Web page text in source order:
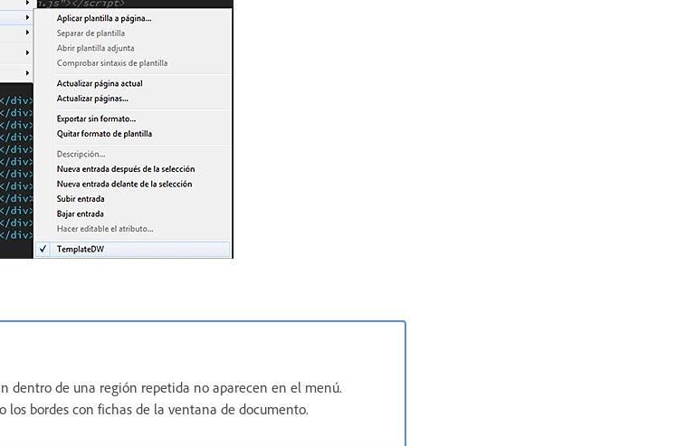
dentro de una región repetida no aparecen en el menú.
los bordes con fichas de la ventana de documento.